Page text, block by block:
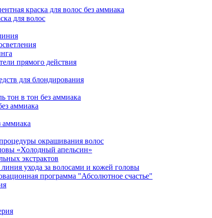
краска для волос без аммиака
для волос
прямого действия
для блондирования
тон в тон без аммиака
аммиака
аммиака
окрашивания волос
«Холодный апельсин»
экстрактов
ухода за волосами и кожей головы
программа "Абсолютное счастье"